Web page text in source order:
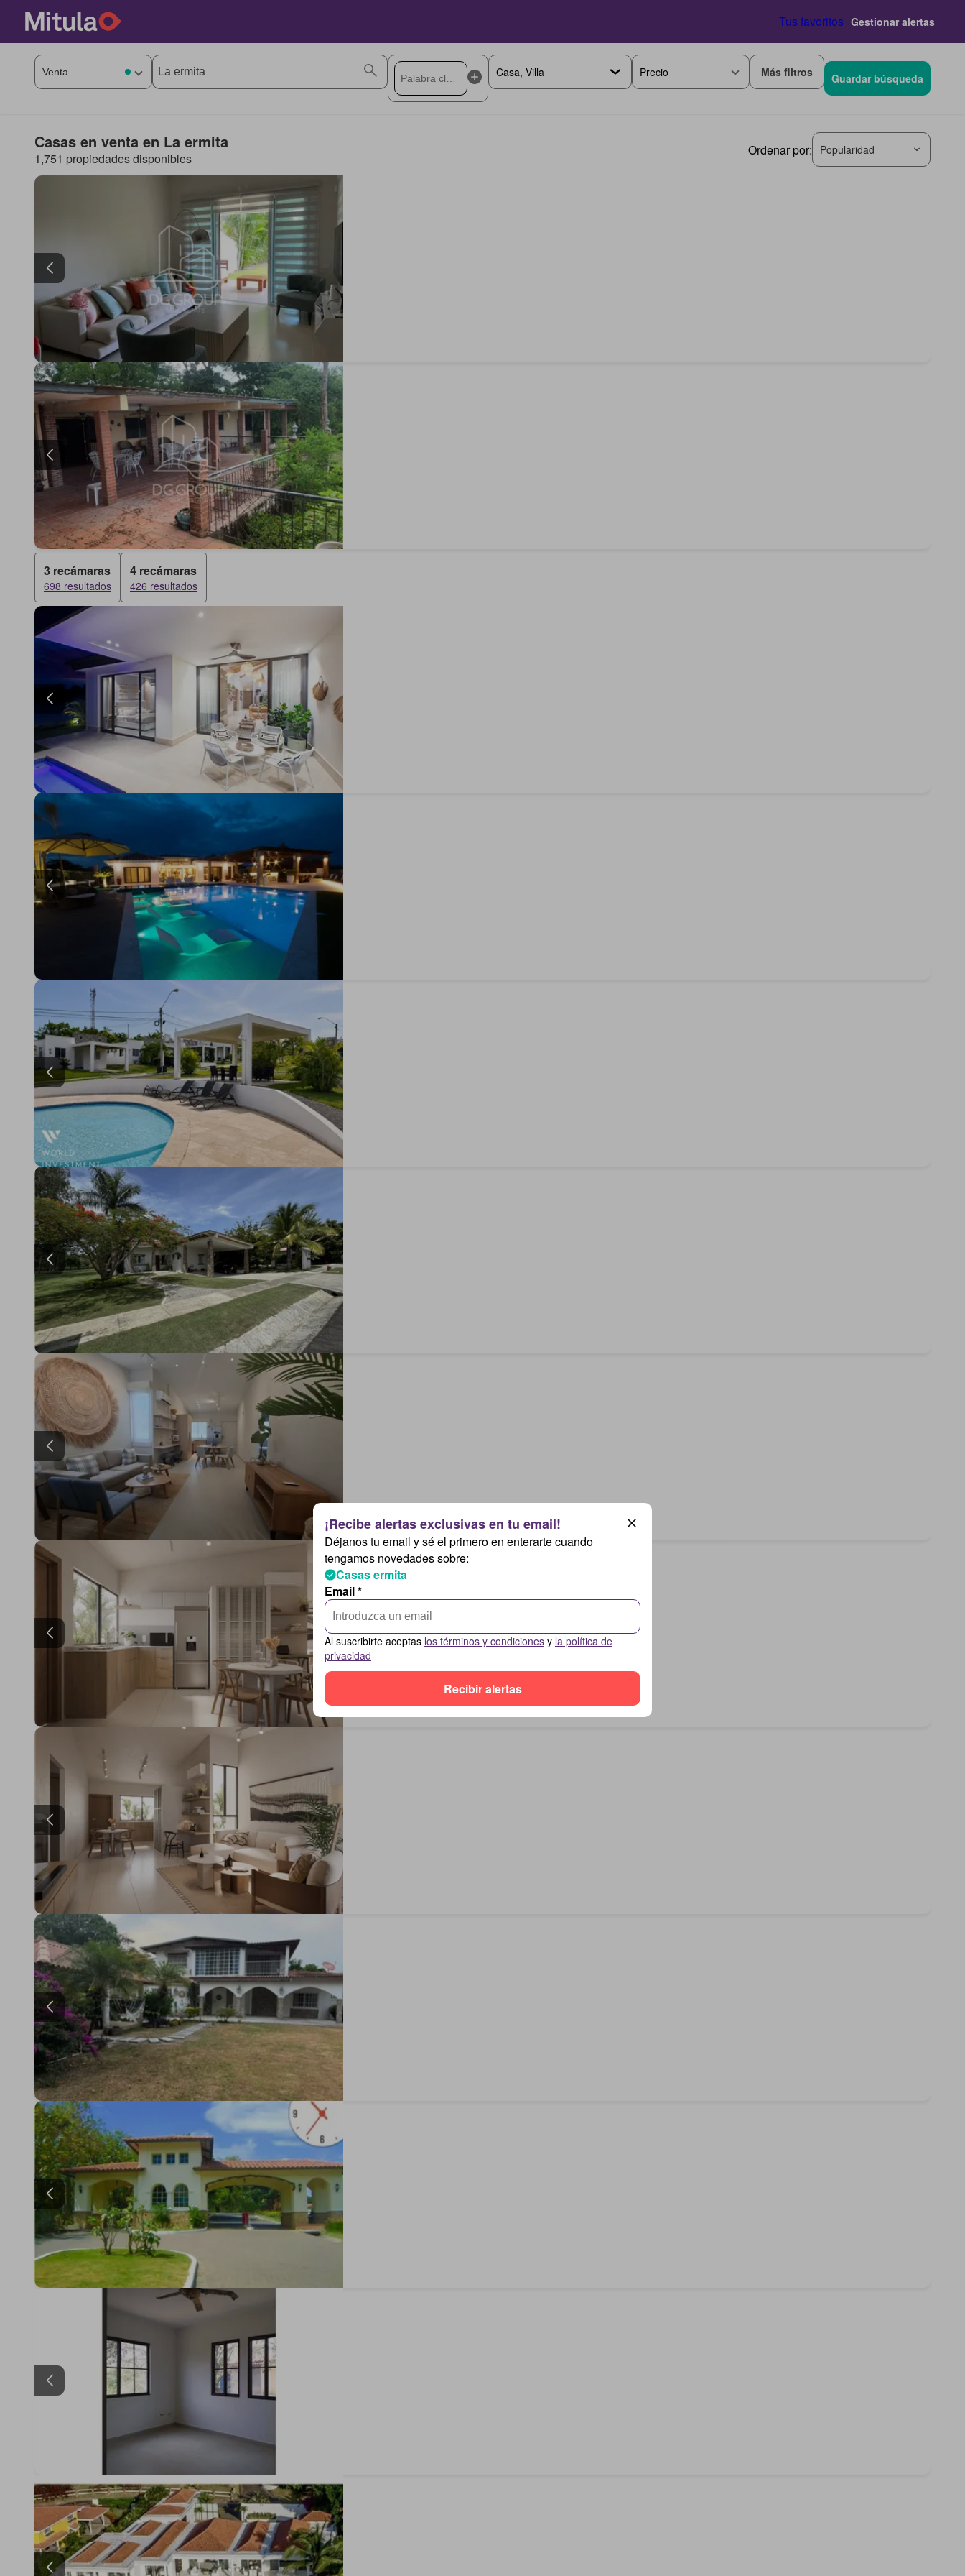
Tus favoritos Gestionar alertas
Precio Más filtros Guardar búsqueda
Casas en venta en La ermita
1,751 propiedades disponibles
Ordenar por: Popularidad
3 recámaras
698 resultados
4 recámaras
426 resultados
Déjanos tu email y sé el primero en enterarte cuando
tengamos novedades sobre:
Casas ermita
Email *
Al suscribirte aceptas los términos y condiciones y la política de
privacidad
Recibir alertas